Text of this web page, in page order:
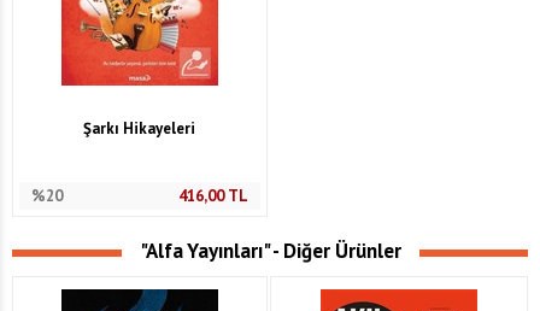
Şarkı Hikayeleri
%20 416,00TL
"Alfa Yayınları" - Diğer Ürünler